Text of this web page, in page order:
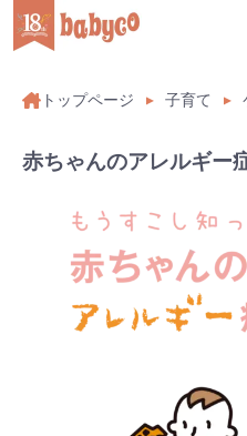
トップページ 子育て
赤ちゃんのアレルギー